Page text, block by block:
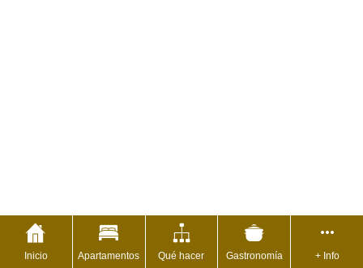
Inicio Apartamentos Qué hacer Gastronomía + Info